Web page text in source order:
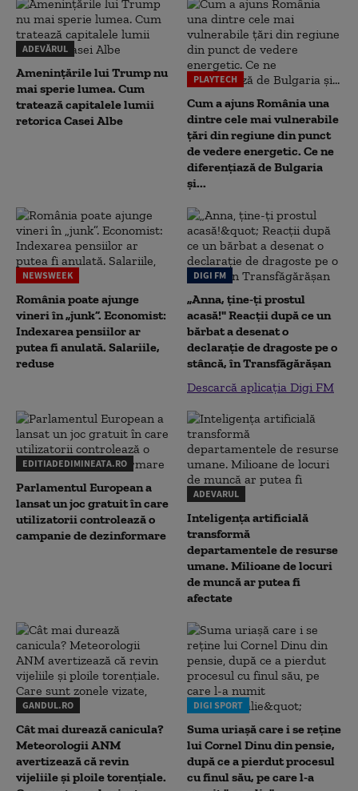
ADEVĂRUL
Amenințările lui Trump nu
mai sperie lumea. Cum
tratează capitalele lumii
retorica Casei Albe
PLAYTECH
Cum a ajuns România una
dintre cele mai vulnerabile
țări din regiune din punct
de vedere energetic. Ce ne
diferențiază de Bulgaria
și...
NEWSWEEK
România poate ajunge
vineri în „junk”. Economist:
Indexarea pensiilor ar
putea fi anulată. Salariile,
reduse
DIGI FM
„Anna, ţine-ţi prostul
acasă!" Reacţii după ce un
bărbat a desenat o
declaraţie de dragoste pe o
stâncă, în Transfăgărăşan
Descarcă aplicația Digi FM
EDITIADEDIMINEATA.RO
Parlamentul European a
lansat un joc gratuit în care
utilizatorii controlează o
campanie de dezinformare
ADEVARUL
Inteligența artificială
transformă
departamentele de resurse
umane. Milioane de locuri
de muncă ar putea fi
afectate
GANDUL.RO
Cât mai durează canicula?
Meteorologii ANM
avertizează că revin
vijeliile și ploile torențiale.
DIGI SPORT
Suma uriașă care i se reține
lui Cornel Dinu din pensie,
după ce a pierdut procesul
cu finul său, pe care l-a